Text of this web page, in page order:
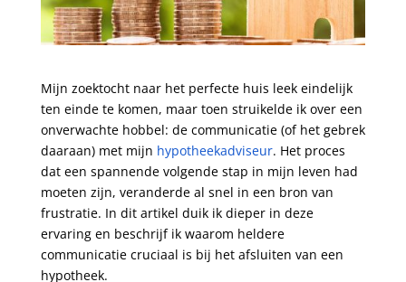
Mijn zoektocht naar het perfecte huis leek eindelijk
ten einde te komen, maar toen struikelde ik over een
onverwachte hobbel: de communicatie (of het gebrek
daaraan) met mijn hypotheekadviseur. Het proces
dat een spannende volgende stap in mijn leven had
moeten zijn, veranderde al snel in een bron van
frustratie. In dit artikel duik ik dieper in deze
ervaring en beschrijf ik waarom heldere
communicatie cruciaal is bij het afsluiten van een
hypotheek.